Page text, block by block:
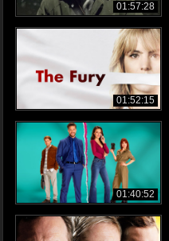
01:57:28
01:52:15
01:40:52